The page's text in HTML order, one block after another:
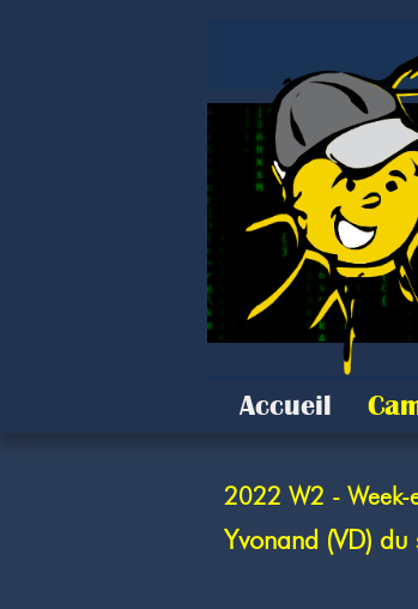
Accueil
2022 W2 - Week-
Yvonand (VD)